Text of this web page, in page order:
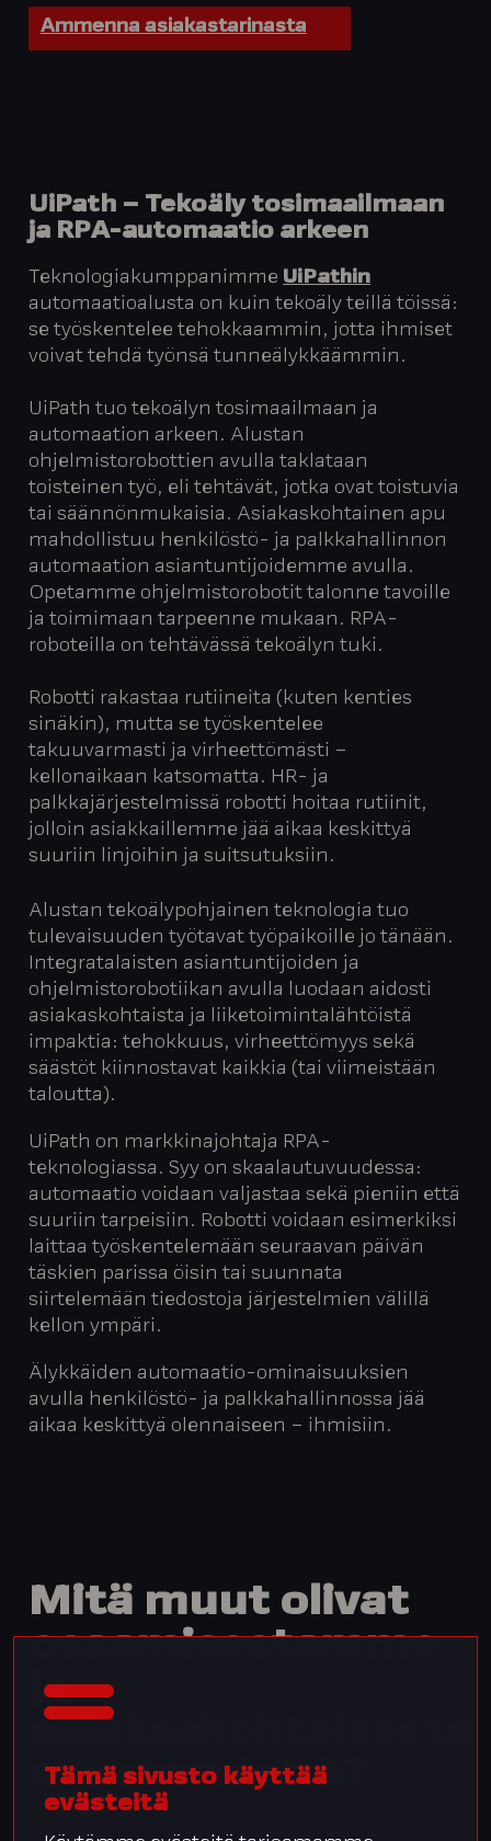
Tämä sivusto käyttää
evästeitä
Ammenna asiakastarinasta
UiPath – Tekoäly tosimaailmaan
ja RPA-automaatio arkeen
Teknologiakumppanimme UiPathin
automaatioalusta on kuin tekoäly teillä töissä:
se työskentelee tehokkaammin, jotta ihmiset
voivat tehdä työnsä tunneälykkäämmin.
UiPath tuo tekoälyn tosimaailmaan ja
automaation arkeen. Alustan
ohjelmistorobottien avulla taklataan
toisteinen työ, eli tehtävät, jotka ovat toistuvia
tai säännönmukaisia. Asiakaskohtainen apu
mahdollistuu henkilöstö- ja palkkahallinnon
automaation asiantuntijoidemme avulla.
Opetamme ohjelmistorobotit talonne tavoille
ja toimimaan tarpeenne mukaan. RPA-
roboteilla on tehtävässä tekoälyn tuki.
Robotti rakastaa rutiineita (kuten kenties
sinäkin), mutta se työskentelee
takuuvarmasti ja virheettömästi –
kellonaikaan katsomatta. HR- ja
palkkajärjestelmissä robotti hoitaa rutiinit,
jolloin asiakkaillemme jää aikaa keskittyä
suuriin linjoihin ja suitsutuksiin.
Alustan tekoälypohjainen teknologia tuo
tulevaisuuden työtavat työpaikoille jo tänään.
Integratalaisten asiantuntijoiden ja
ohjelmistorobotiikan avulla luodaan aidosti
asiakaskohtaista ja liiketoimintalähtöistä
impaktia: tehokkuus, virheettömyys sekä
säästöt kiinnostavat kaikkia (tai viimeistään
taloutta).
UiPath on markkinajohtaja RPA-
teknologiassa. Syy on skaalautuvuudessa:
automaatio voidaan valjastaa sekä pieniin että
suuriin tarpeisiin. Robotti voidaan esimerkiksi
laittaa työskentelemään seuraavan päivän
täskien parissa öisin tai suunnata
siirtelemään tiedostoja järjestelmien välillä
kellon ympäri.
Älykkäiden automaatio-ominaisuuksien
avulla henkilöstö- ja palkkahallinnossa jää
aikaa keskittyä olennaiseen – ihmisiin.
Mitä muut olivat
osaamisestamme
ja
avusta mieltä?